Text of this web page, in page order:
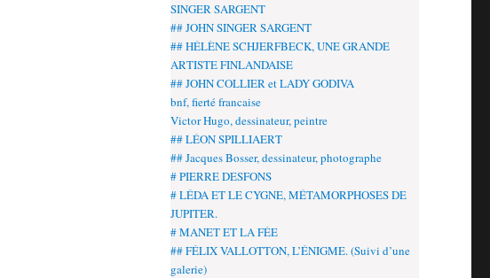
SINGER SARGENT
## JOHN SINGER SARGENT
## HÉLÈNE SCHJERFBECK, UNE GRANDE
ARTISTE FINLANDAISE
## JOHN COLLIER et LADY GODIVA
bnf, fierté francaise
Victor Hugo, dessinateur, peintre
## LÉON SPILLIAERT
## Jacques Bosser, dessinateur, photographe
# PIERRE DESFONS
# LÉDA ET LE CYGNE, MÉTAMORPHOSES DE
JUPITER.
# MANET ET LA FÉE
## FÉLIX VALLOTTON, L’ÉNIGME. (Suivi d’une
galerie)